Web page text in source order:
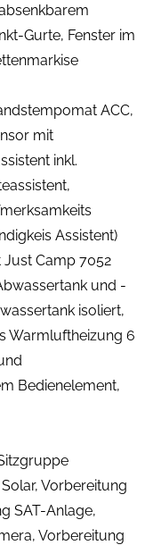
Gurte, Fenster im
ACC,
mit
inkl.
Assistent)
Camp 7052
und -
isoliert,
Warmluftheizung 6
Bedienelement,
Vorbereitung
SAT-Anlage,
Vorbereitung